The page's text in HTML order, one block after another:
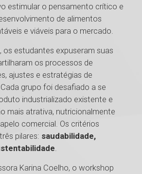
estimular o pensamento crítico e
de alimentos
e viáveis para o mercado.
os estudantes expuseram suas
os processos de
ajustes e estratégias de
grupo foi desafiado a se
industrializado existente e
mais atrativa, nutricionalmente
comercial. Os critérios
pilares: saudabilidade,
.
Karina Coelho, o workshop